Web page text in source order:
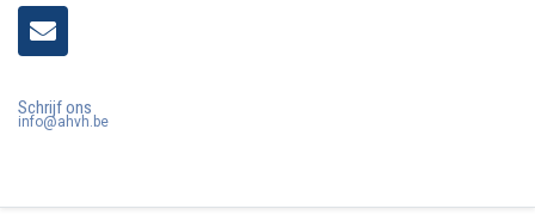
Schrijf ons
info@ahvh.be